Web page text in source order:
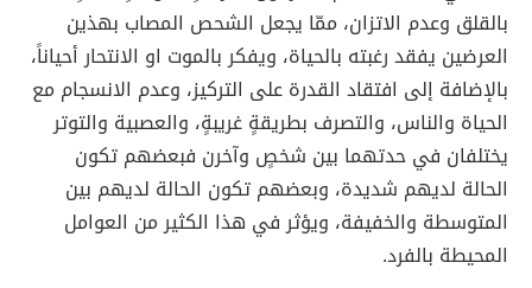
بالقلق وعدم الاتزان، ممّا يجعل الشحص المصاب بهذين
العرضين يفقد رغبته بالحياة، ويفكر بالموت او الانتحار أحياناً،
بالإضافة إلى افتقاد القدرة على التركيز، وعدم الانسجام مع
الحياة والناس، والتصرف بطريقةٍ غريبةٍ، والعصبية والتوتر
يختلفان في حدتهما بين شخصٍ وآخرن فبعضهم تكون
الحالة لديهم شديدة، وبعضهم تكون الحالة لديهم بين
المتوسطة والخفيفة، ويؤثر في هذا الكثير من العوامل
المحيطة بالفرد.